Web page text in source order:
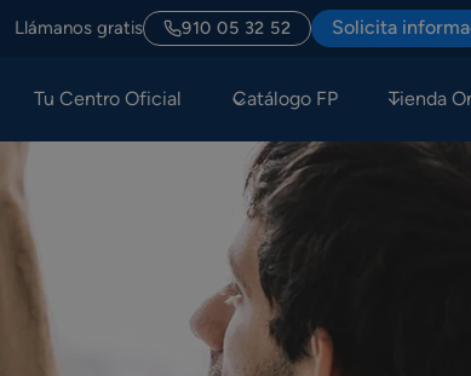
Llámanos gratis 910 05 32 52 Solicita
Tu Centro Oficial Catálogo FP Tienda